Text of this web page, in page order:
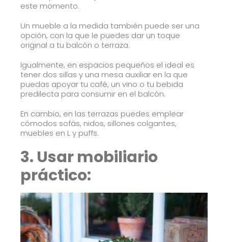
este momento.
Un mueble a la medida también puede ser una
opción, con la que le puedes dar un toque
original a tu balcón o terraza.
Igualmente, en espacios pequeños el ideal es
tener dos sillas y una mesa auxiliar en la que
puedas apoyar tu café, un vino o tu bebida
predilecta para consumir en el balcón.
En cambio, en las terrazas puedes emplear
cómodos sofás, nidos, sillones colgantes,
muebles en L y puffs.
3. Usar mobiliario
práctico: